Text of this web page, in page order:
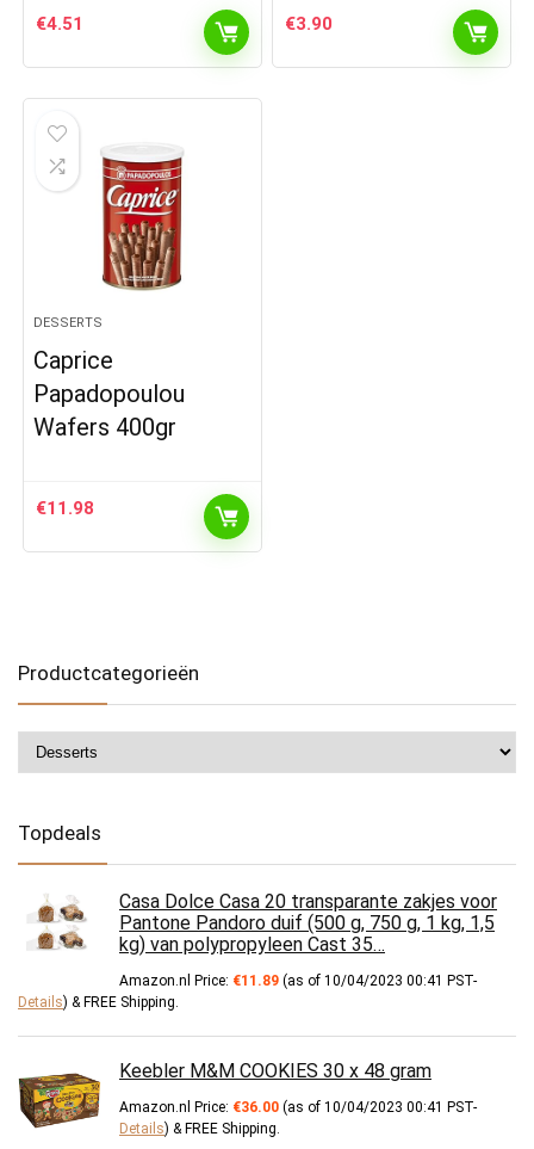
€4.51 €3.90
DESSERTS
Caprice
Papadopoulou
Wafers 400gr
€11.98
Productcategorieën
Topdeals
Casa Dolce Casa 20 transparante zakjes voor
Pantone Pandoro duif (500 g, 750 g, 1 kg, 1,5
kg) van polypropyleen Cast 35…
Amazon.nl Price: €11.89 (as of 10/04/2023 00:41 PST-
Details) & FREE Shipping.
Keebler M&M COOKIES 30 x 48 gram
Amazon.nl Price: €36.00 (as of 10/04/2023 00:41 PST-
Details) & FREE Shipping.